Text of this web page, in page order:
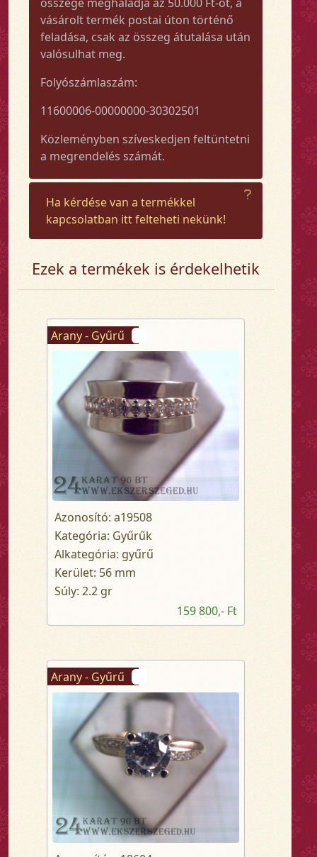
vásárolt termék postai úton történő
feladása, csak az összeg átutalása után
valósulhat meg.
Folyószámlaszám:
11600006-00000000-30302501
Közleményben szíveskedjen feltüntetni
a megrendelés számát.
Ha kérdése van a termékkel
kapcsolatban itt felteheti nekünk!
Ezek a termékek is érdekelhetik
Arany - Gyűrű
Azonosító: a19508
Kategória: Gyűrűk
Alkategória: gyűrű
Kerület: 56 mm
Súly: 2.2 gr
159 800,- Ft
Arany - Gyűrű